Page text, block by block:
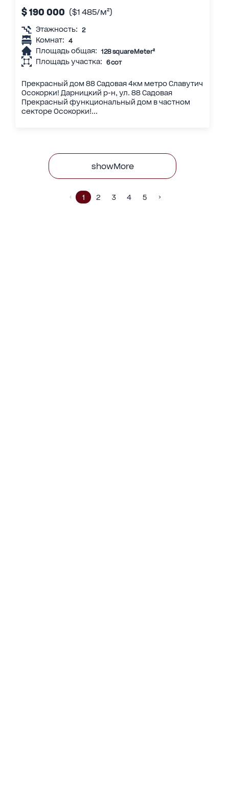
$ 190 000 ($1 485/м²)
Этажность: 2
Комнат: 4
Площадь общая: 128 squareMeter²
Площадь участка: 6 сот
Прекрасный дом 88 Садовая 4км метро Славутич
Осокорки! Дарницкий р-н, ул. 88 Садовая
Прекрасный функциональный дом в частном
секторе Осокорки!...
showMore
1 2 3 4 5